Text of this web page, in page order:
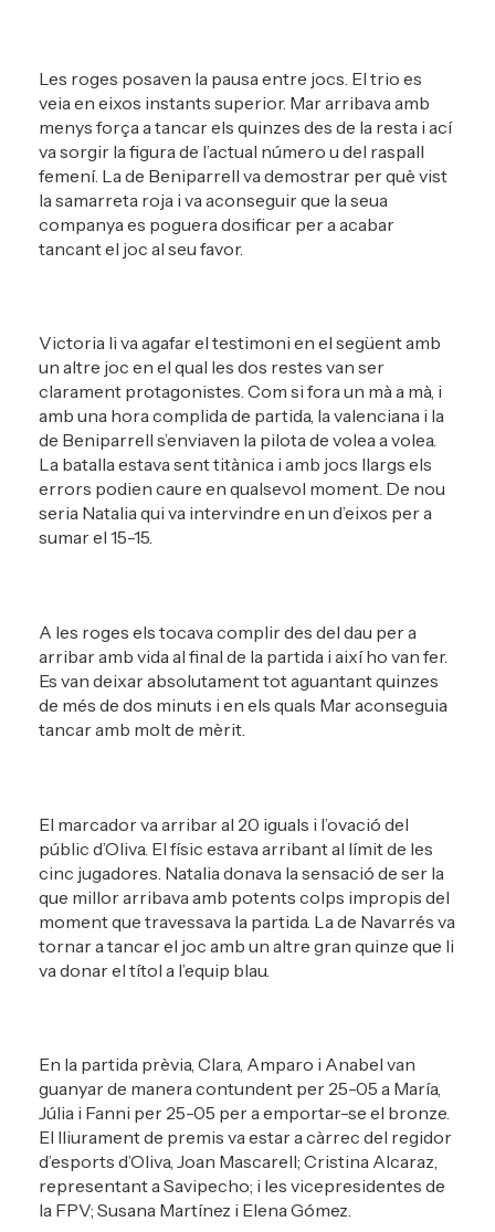
Les roges posaven la pausa entre jocs. El trio es
veia en eixos instants superior. Mar arribava amb
menys força a tancar els quinzes des de la resta i ací
va sorgir la figura de l’actual número u del raspall
femení. La de Beniparrell va demostrar per què vist
la samarreta roja i va aconseguir que la seua
companya es poguera dosificar per a acabar
tancant el joc al seu favor.
Victoria li va agafar el testimoni en el següent amb
un altre joc en el qual les dos restes van ser
clarament protagonistes. Com si fora un mà a mà, i
amb una hora complida de partida, la valenciana i la
de Beniparrell s’enviaven la pilota de volea a volea.
La batalla estava sent titànica i amb jocs llargs els
errors podien caure en qualsevol moment. De nou
seria Natalia qui va intervindre en un d’eixos per a
sumar el 15-15.
A les roges els tocava complir des del dau per a
arribar amb vida al final de la partida i així ho van fer.
Es van deixar absolutament tot aguantant quinzes
de més de dos minuts i en els quals Mar aconseguia
tancar amb molt de mèrit.
El marcador va arribar al 20 iguals i l’ovació del
públic d’Oliva. El físic estava arribant al límit de les
cinc jugadores. Natalia donava la sensació de ser la
que millor arribava amb potents colps impropis del
moment que travessava la partida. La de Navarrés va
tornar a tancar el joc amb un altre gran quinze que li
va donar el títol a l’equip blau.
En la partida prèvia, Clara, Amparo i Anabel van
guanyar de manera contundent per 25-05 a María,
Júlia i Fanni per 25-05 per a emportar-se el bronze.
El lliurament de premis va estar a càrrec del regidor
d’esports d’Oliva, Joan Mascarell; Cristina Alcaraz,
representant a Savipecho; i les vicepresidentes de
la FPV; Susana Martínez i Elena Gómez.